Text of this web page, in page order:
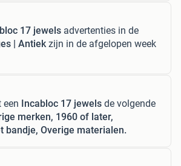
17 jewels advertenties in de
| Antiekzijn in de afgelopen week
een Incabloc 17 jewels de volgende
merken, 1960 of later,
bandje, Overige materialen.